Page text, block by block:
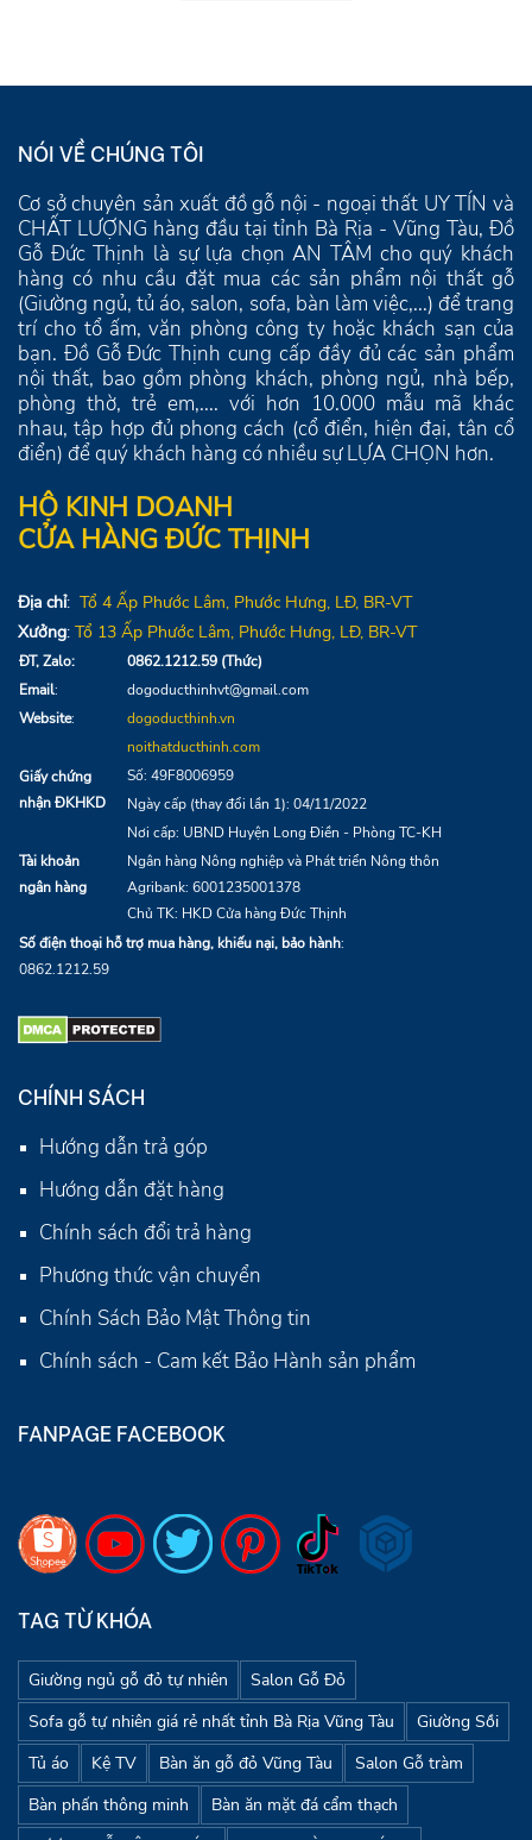
NÓI VỀ CHÚNG TÔI
Cơ sở chuyên sản xuất đồ gỗ nội - ngoại thất UY TÍN và
CHẤT LƯỢNG hàng đầu tại tỉnh Bà Rịa - Vũng Tàu, Đồ
Gỗ Đức Thịnh là sự lựa chọn AN TÂM cho quý khách
hàng có nhu cầu đặt mua các sản phẩm nội thất gỗ
(Giường ngủ, tủ áo, salon, sofa, bàn làm việc,...) để trang
trí cho tổ ấm, văn phòng công ty hoặc khách sạn của
bạn. Đồ Gỗ Đức Thịnh cung cấp đầy đủ các sản phẩm
nội thất, bao gồm phòng khách, phòng ngủ, nhà bếp,
phòng thờ, trẻ em,.... với hơn 10.000 mẫu mã khác
nhau, tập hợp đủ phong cách (cổ điển, hiện đại, tân cổ
điển) để quý khách hàng có nhiều sự LỰA CHỌN hơn.
HỘ KINH DOANH
CỬA HÀNG ĐỨC THỊNH
Địa chỉ: Tổ 4 Ấp Phước Lâm, Phước Hưng, LĐ, BR-VT
Xưởng: Tổ 13 Ấp Phước Lâm, Phước Hưng, LĐ, BR-VT
ĐT, Zalo:
0862.1212.59 (Thức)
Email:
dogoducthinhvt@gmail.com
Website:
dogoducthinh.vn
noithatducthinh.com
Giấy chứng
nhận ĐKHKD
Số: 49F8006959
Ngày cấp (thay đổi lần 1): 04/11/2022
Nơi cấp: UBND Huyện Long Điền - Phòng TC-KH
Tài khoản
ngân hàng
Ngân hàng Nông nghiệp và Phát triển Nông thôn
Agribank: 6001235001378
Chủ TK: HKD Cửa hàng Đức Thịnh
Số điện thoại hỗ trợ mua hàng, khiếu nại, bảo hành:
0862.1212.59
CHÍNH SÁCH
Hướng dẫn trả góp
Hướng dẫn đặt hàng
Chính sách đổi trả hàng
Phương thức vận chuyển
Chính Sách Bảo Mật Thông tin
Chính sách - Cam kết Bảo Hành sản phẩm
FANPAGE FACEBOOK
TAG TỪ KHÓA
Giường ngủ gỗ đỏ tự nhiên
Salon Gỗ Đỏ
Sofa gỗ tự nhiên giá rẻ nhất tỉnh Bà Rịa Vũng Tàu
Giường Sồi
Tủ áo
Kệ TV Bàn ăn gỗ đỏ Vũng Tàu
Salon Gỗ tràm
Bàn phấn thông minh
Bàn ăn mặt đá cẩm thạch